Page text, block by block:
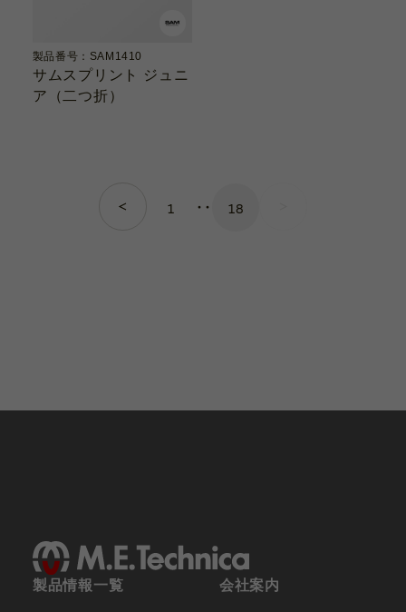
製品番号：SAM1410
サムスプリント ジュニ
ア（二つ折）
1 ‥ 18
製品情報一覧 会社案内